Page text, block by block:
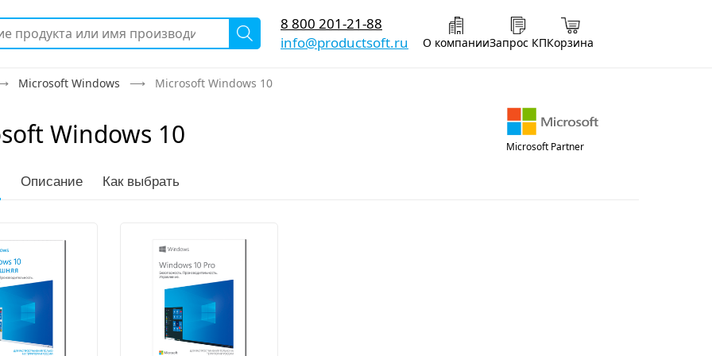
О компанииЗапрос КПКорзина
8 800 201-21-88
info@productsoft.ru
Microsoft Partner
Microsoft Windows Microsoft Windows 10
Windows 10
Описание Как выбрать